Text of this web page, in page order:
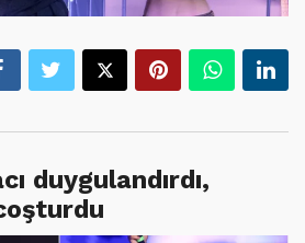
duygulandırdı,